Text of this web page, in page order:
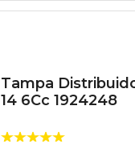
Tampa
14 6Cc 1924248